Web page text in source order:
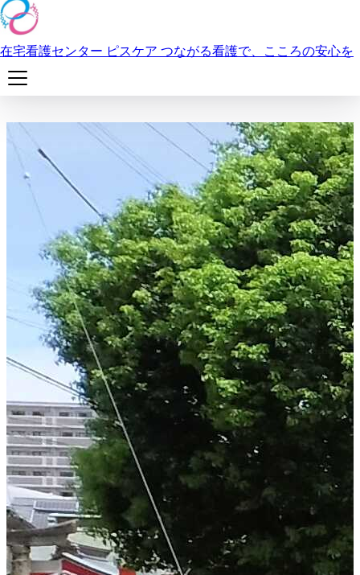
本文へスキップ
在宅看護センター ピスケア つながる看護で、こころの安心を
メニュー
プライバシーポリシー
在宅看護センター ピスケアの個人情報保護方針をご案内し
ます。